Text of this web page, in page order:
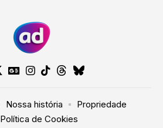
Nossa história
Propriedade
Política de Cookies